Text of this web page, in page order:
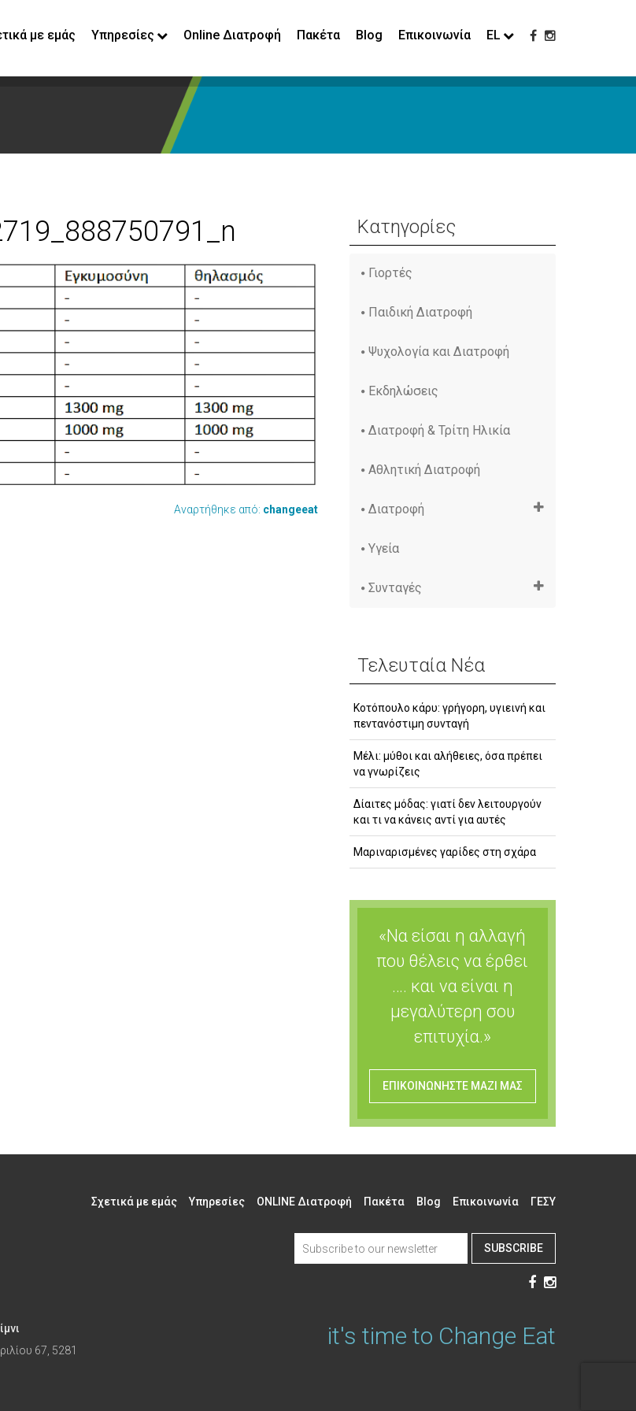
με εμάς Υπηρεσίες Online Διατροφή Πακέτα Blog Επικοινωνία EL
Αναρτήθηκε από: changeeat
Κατηγορίες
Γιορτές
Παιδική Διατροφή
Ψυχολογία και Διατροφή
Εκδηλώσεις
Διατροφή & Τρίτη Ηλικία
Αθλητική Διατροφή
Διατροφή
Υγεία
Συνταγές
Τελευταία Νέα
Κοτόπουλο κάρυ: γρήγορη, υγιεινή και
πεντανόστιμη συνταγή
Μέλι: μύθοι και αλήθειες, όσα πρέπει
να γνωρίζεις
Δίαιτες μόδας: γιατί δεν λειτουργούν
και τι να κάνεις αντί για αυτές
Μαριναρισμένες γαρίδες στη σχάρα
«Να είσαι η αλλαγή
που θέλεις να έρθει
…. και να είναι η
μεγαλύτερη σου
επιτυχία.»
ΕΠΙΚΟΙΝΩΝΗΣΤΕ ΜΑΖΙ ΜΑΣ
Σχετικά με εμάς Υπηρεσίες ONLINE Διατροφή Πακέτα Blog Επικοινωνία ΓΕΣΥ
SUBSCRIBE
67, 5281
it's time to Change Eat